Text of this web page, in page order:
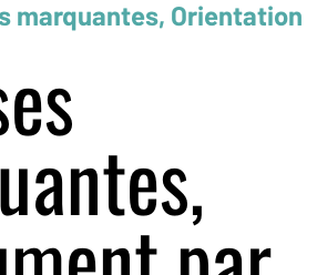
marquantes, Orientation